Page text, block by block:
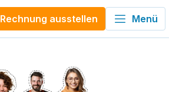
Rechnung ausstellen Menü